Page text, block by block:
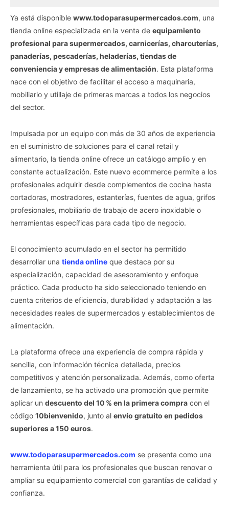
Ya está disponible www.todoparasupermercados.com, una
tienda online especializada en la venta de equipamiento
profesional para supermercados, carnicerías, charcuterías,
panaderías, pescaderías, heladerías, tiendas de
conveniencia y empresas de alimentación. Esta plataforma
nace con el objetivo de facilitar el acceso a maquinaria,
mobiliario y utillaje de primeras marcas a todos los negocios
del sector.
Impulsada por un equipo con más de 30 años de experiencia
en el suministro de soluciones para el canal retail y
alimentario, la tienda online ofrece un catálogo amplio y en
constante actualización. Este nuevo ecommerce permite a los
profesionales adquirir desde complementos de cocina hasta
cortadoras, mostradores, estanterías, fuentes de agua, grifos
profesionales, mobiliario de trabajo de acero inoxidable o
herramientas específicas para cada tipo de negocio.
El conocimiento acumulado en el sector ha permitido
desarrollar una tienda online que destaca por su
especialización, capacidad de asesoramiento y enfoque
práctico. Cada producto ha sido seleccionado teniendo en
cuenta criterios de eficiencia, durabilidad y adaptación a las
necesidades reales de supermercados y establecimientos de
alimentación.
La plataforma ofrece una experiencia de compra rápida y
sencilla, con información técnica detallada, precios
competitivos y atención personalizada. Además, como oferta
de lanzamiento, se ha activado una promoción que permite
aplicar un descuento del 10 % en la primera compra con el
código 10bienvenido, junto al envío gratuito en pedidos
superiores a 150 euros.
www.todoparasupermercados.com se presenta como una
herramienta útil para los profesionales que buscan renovar o
ampliar su equipamiento comercial con garantías de calidad y
confianza.